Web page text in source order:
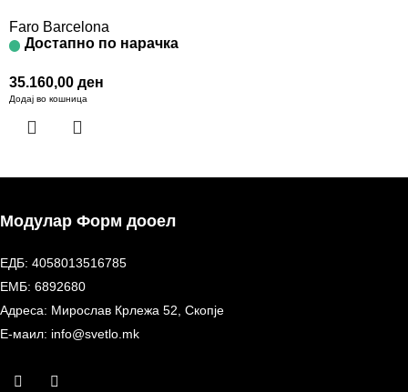
Faro Barcelona
Достапно по нарачка
35.160,00 ден
Додај во кошница
Модулар Форм дооел
ЕДБ: 4058013516785
ЕМБ: 6892680
Адреса: Мирослав Крлежа 52, Скопје
Е-маил: info@svetlo.mk